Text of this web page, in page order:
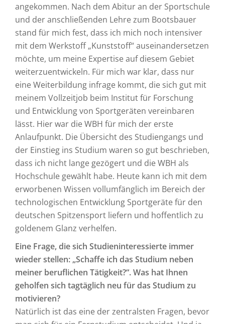
angekommen. Nach dem Abitur an der Sportschule
und der anschließenden Lehre zum Bootsbauer
stand für mich fest, dass ich mich noch intensiver
mit dem Werkstoff „Kunststoff“ auseinandersetzen
möchte, um meine Expertise auf diesem Gebiet
weiterzuentwickeln. Für mich war klar, dass nur
eine Weiterbildung infrage kommt, die sich gut mit
meinem Vollzeitjob beim Institut für Forschung
und Entwicklung von Sportgeräten vereinbaren
lässt. Hier war die WBH für mich der erste
Anlaufpunkt. Die Übersicht des Studiengangs und
der Einstieg ins Studium waren so gut beschrieben,
dass ich nicht lange gezögert und die WBH als
Hochschule gewählt habe. Heute kann ich mit dem
erworbenen Wissen vollumfänglich im Bereich der
technologischen Entwicklung Sportgeräte für den
deutschen Spitzensport liefern und hoffentlich zu
goldenem Glanz verhelfen.
Eine Frage, die sich Studieninteressierte immer
wieder stellen: „Schaffe ich das Studium neben
meiner beruflichen Tätigkeit?“. Was hat Ihnen
geholfen sich tagtäglich neu für das Studium zu
motivieren?
Natürlich ist das eine der zentralsten Fragen, bevor